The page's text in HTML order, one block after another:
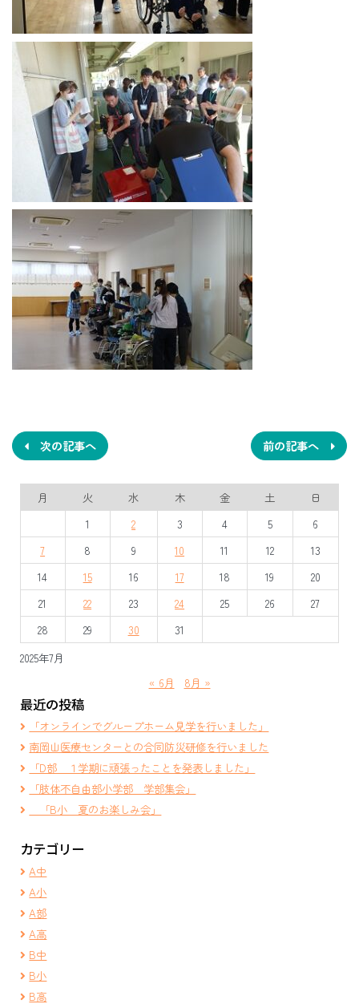
稿
ナ
ビ
ゲ
ー
シ
ョ
ン
前の記事へ
次の記事へ
2025年7月
月 火 水 木 金 土
日
1
2 3 4 5
6
7
8 9 10 11 12
13
14
15 16 17 18 19
20
21
22 23 24 25 26
27
28
29 30 31
« 6月 8月 »
最近の投稿
「オンラインでグループホーム見学を行いました」
南岡山医療センターとの合同防災研修を行いました
「D部 １学期に頑張ったことを発表しました」
「肢体不自由部小学部 学部集会」
「B小 夏のお楽しみ会」
カテゴリー
A中
A小
A部
A高
B中
B小
B高